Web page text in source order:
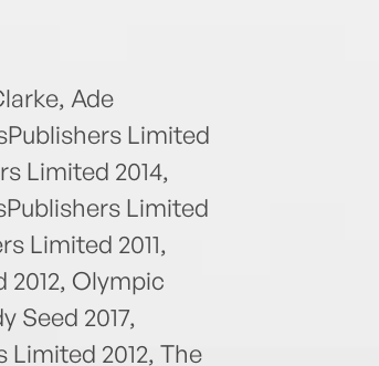
Ade
Limited
Limited 2014,
Limited
Limited 2011,
Olympic
Seed 2017,
2012, The